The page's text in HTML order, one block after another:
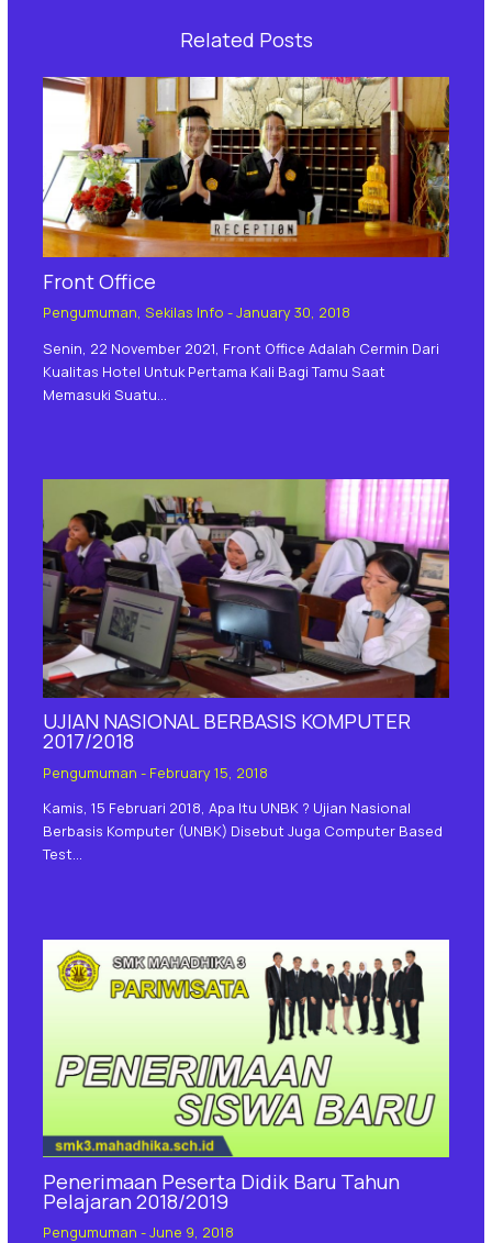
Related Posts
Front Office
Pengumuman, Sekilas Info -January 30, 2018
Senin, 22 November 2021, Front Office Adalah Cermin Dari
Kualitas Hotel Untuk Pertama Kali Bagi Tamu Saat
Memasuki Suatu…
UJIAN NASIONAL BERBASIS KOMPUTER
2017/2018
Pengumuman - February 15, 2018
Kamis, 15 Februari 2018, Apa Itu UNBK ? Ujian Nasional
Berbasis Komputer (UNBK) Disebut Juga Computer Based
Test…
Penerimaan Peserta Didik Baru Tahun
Pelajaran 2018/2019
Pengumuman -June 9, 2018